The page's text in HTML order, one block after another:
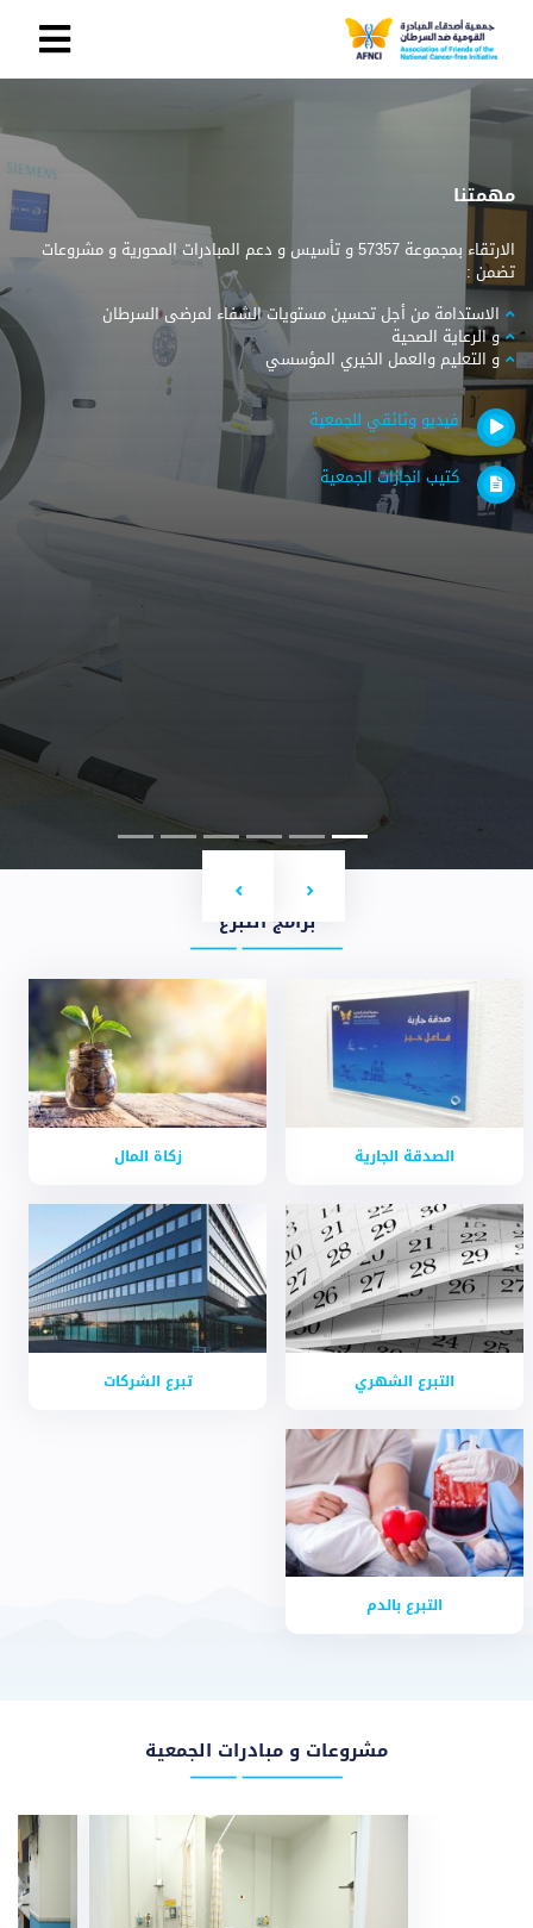
مهمتنا
الارتقاء بمجموعة 57357 و تأسيس و دعم المبادرات المحورية و مشروعات
تضمن :
الاستدامة من أجل تحسين مستويات الشفاء لمرضى السرطان
و الرعاية الصحية
و التعليم والعمل الخيري المؤسسي
فيديو وثائقي للجمعية
كتيب انجازات الجمعية
Previous
برامج التبرع
الصدقة الجارية زكاة المال
التبرع الشهري تبرع الشركات
التبرع بالدم
مشروعات و مبادرات الجمعية